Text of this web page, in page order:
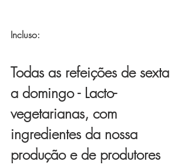
Incluso:
Todas as refeições de sexta
a domingo - Lacto-
vegetarianas, ​com
ingredientes da nossa
produção e de produtores